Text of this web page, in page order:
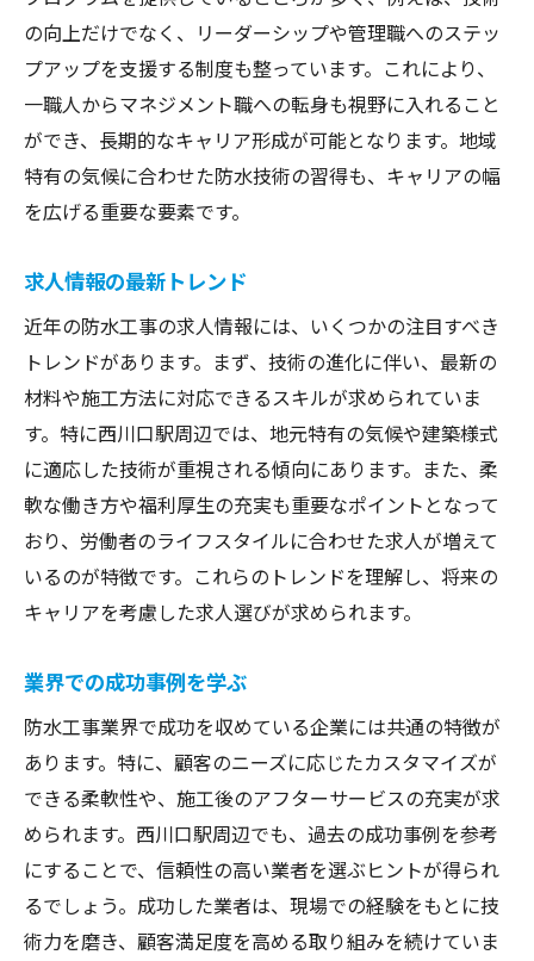
の向上だけでなく、リーダーシップや管理職へのステッ
プアップを支援する制度も整っています。これにより、
一職人からマネジメント職への転身も視野に入れること
ができ、長期的なキャリア形成が可能となります。地域
特有の気候に合わせた防水技術の習得も、キャリアの幅
を広げる重要な要素です。
求人情報の最新トレンド
近年の防水工事の求人情報には、いくつかの注目すべき
トレンドがあります。まず、技術の進化に伴い、最新の
材料や施工方法に対応できるスキルが求められていま
す。特に西川口駅周辺では、地元特有の気候や建築様式
に適応した技術が重視される傾向にあります。また、柔
軟な働き方や福利厚生の充実も重要なポイントとなって
おり、労働者のライフスタイルに合わせた求人が増えて
いるのが特徴です。これらのトレンドを理解し、将来の
キャリアを考慮した求人選びが求められます。
業界での成功事例を学ぶ
防水工事業界で成功を収めている企業には共通の特徴が
あります。特に、顧客のニーズに応じたカスタマイズが
できる柔軟性や、施工後のアフターサービスの充実が求
められます。西川口駅周辺でも、過去の成功事例を参考
にすることで、信頼性の高い業者を選ぶヒントが得られ
るでしょう。成功した業者は、現場での経験をもとに技
術力を磨き、顧客満足度を高める取り組みを続けていま